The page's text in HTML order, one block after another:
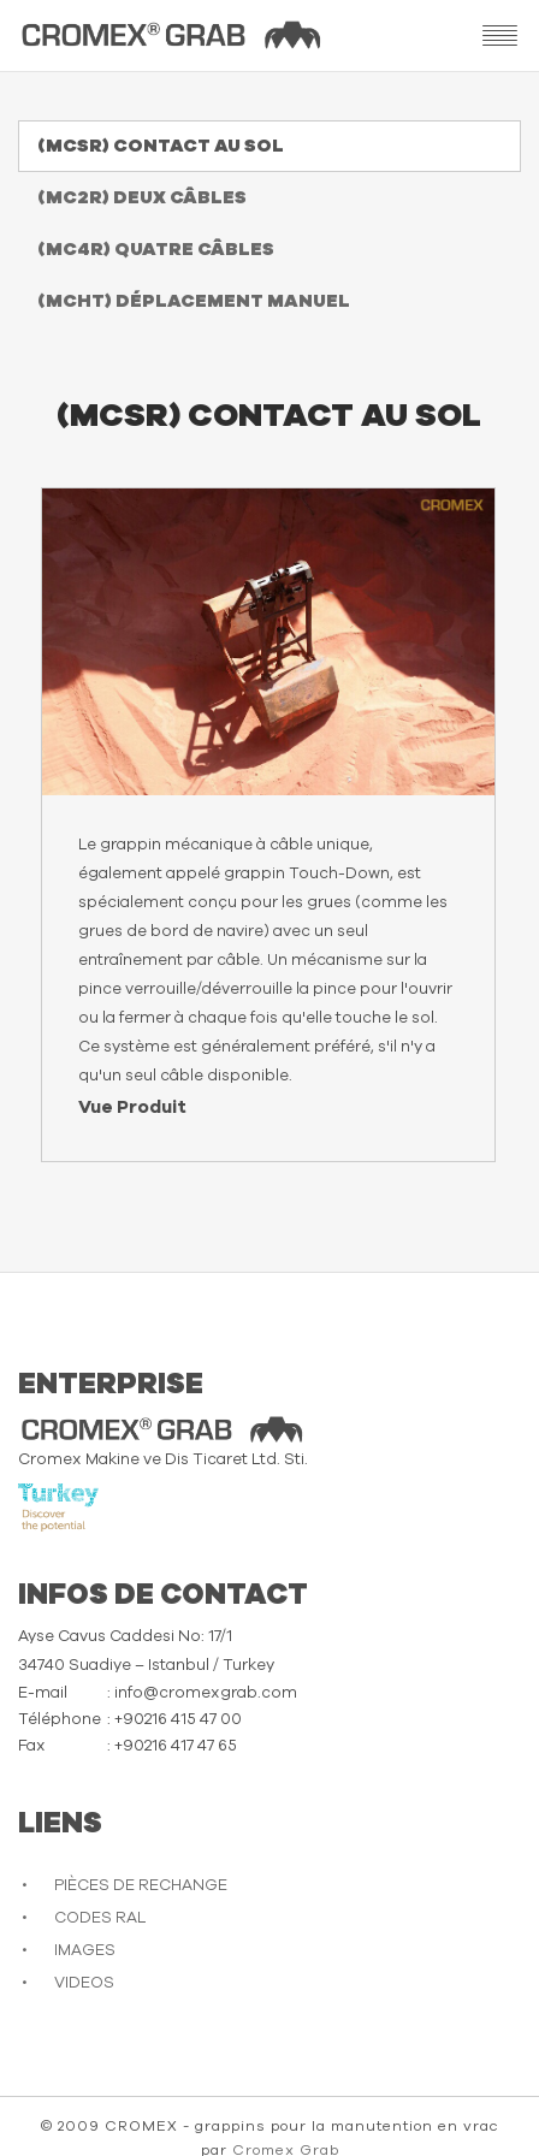
(MCSR) CONTACT AU SOL
(MC2R) DEUX CÂBLES
(MC4R) QUATRE CÂBLES
(MCHT) DÉPLACEMENT MANUEL
(MCSR) CONTACT AU SOL
Le grappin mécanique à câble unique,
également appelé grappin Touch-Down, est
spécialement conçu pour les grues (comme les
grues de bord de navire) avec un seul
entraînement par câble. Un mécanisme sur la
pince verrouille/déverrouille la pince pour l'ouvrir
ou la fermer à chaque fois qu'elle touche le sol.
Ce système est généralement préféré, s'il n'y a
qu'un seul câble disponible.
Vue Produit
ENTERPRISE
Cromex Makine ve Dis Ticaret Ltd. Sti.
INFOS DE CONTACT
Ayse Cavus Caddesi No: 17/1
34740 Suadiye – Istanbul / Turkey
E-mail
: info@cromexgrab.com
Téléphone : +90216 415 47 00
Fax
: +90216 417 47 65
LIENS
PIÈCES DE RECHANGE
CODES RAL
IMAGES
VIDEOS
© 2009 CROMEX - grappins pour la manutention en vrac
par Cromex Grab